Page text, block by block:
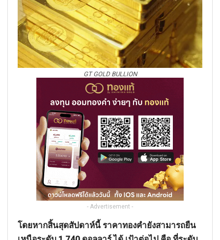
GT GOLD BULLION
- Advertisement -
โดยหากสิ้นสุดสัปดาห์นี้ ราคาทองคำยังสามารถยืน